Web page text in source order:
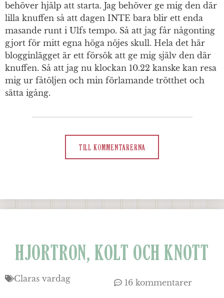
behöver hjälp att starta. Jag behöver ge mig den där
lilla knuffen så att dagen INTE bara blir ett enda
masande runt i Ulfs tempo. Så att jag får någonting
gjort för mitt egna höga nöjes skull. Hela det här
blogginlägget är ett försök att ge mig själv den där
knuffen. Så att jag nu klockan 10.22 kanske kan resa
mig ur fåtöljen och min förlamande trötthet och
sätta igång.
TILL KOMMENTARERNA
HJORTRON, KOLT OCH KNOTT
Claras vardag 16 kommentarer